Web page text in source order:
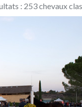
: 253 chevaux